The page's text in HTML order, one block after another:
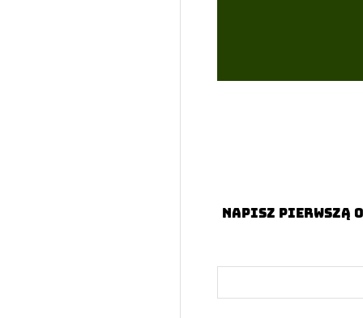
Napisz pierwszą